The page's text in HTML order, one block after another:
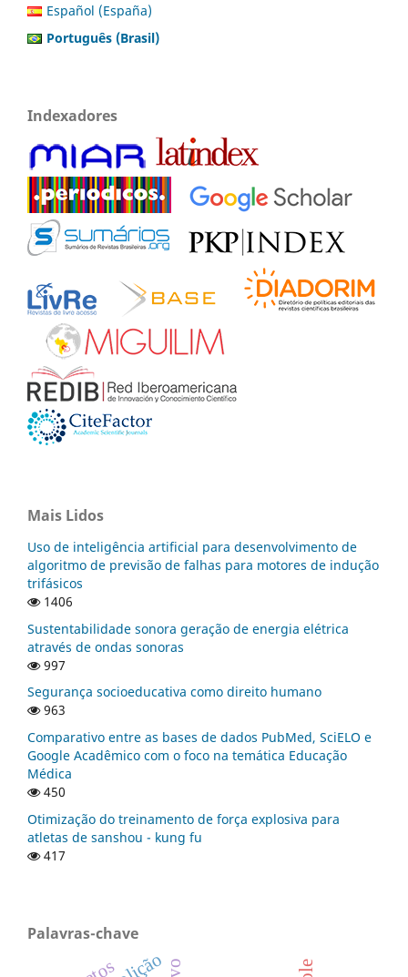
Español (España)
Português (Brasil)
Indexadores
Mais Lidos
Uso de inteligência artificial para desenvolvimento de
algoritmo de previsão de falhas para motores de indução
trifásicos
1406
Sustentabilidade sonora geração de energia elétrica
através de ondas sonoras
997
Segurança socioeducativa como direito humano
963
Comparativo entre as bases de dados PubMed, SciELO e
Google Acadêmico com o foco na temática Educação
Médica
450
Otimização do treinamento de força explosiva para
atletas de sanshou - kung fu
417
Palavras-chave